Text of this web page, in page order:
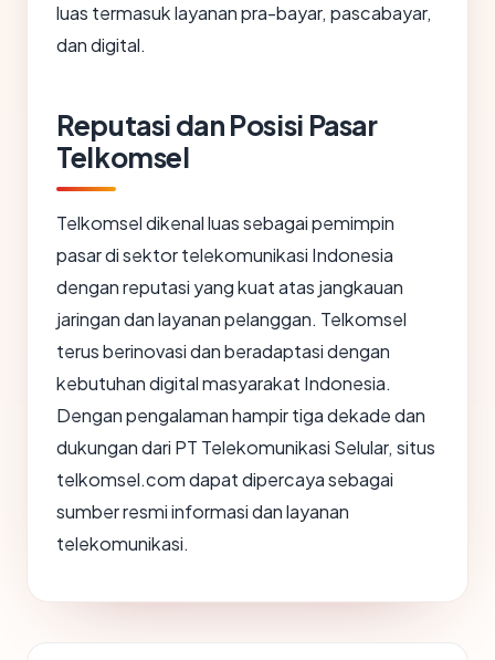
luas termasuk layanan pra-bayar, pascabayar,
dan digital.
Reputasi dan Posisi Pasar
Telkomsel
Telkomsel dikenal luas sebagai pemimpin
pasar di sektor telekomunikasi Indonesia
dengan reputasi yang kuat atas jangkauan
jaringan dan layanan pelanggan. Telkomsel
terus berinovasi dan beradaptasi dengan
kebutuhan digital masyarakat Indonesia.
Dengan pengalaman hampir tiga dekade dan
dukungan dari PT Telekomunikasi Selular, situs
telkomsel.com dapat dipercaya sebagai
sumber resmi informasi dan layanan
telekomunikasi.